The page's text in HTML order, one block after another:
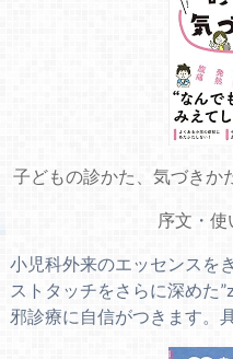
子どもの診かた、気づきか
序文 ・ 使
小児科外来のエッセンスを
ストタッチをさらに深めた
邪診療に自信がつきます。